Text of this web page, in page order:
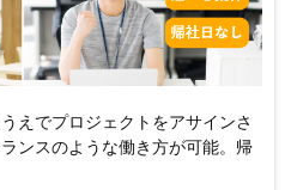
えでプロジェクトをアサインさ
ンスのような働き方が可能。帰